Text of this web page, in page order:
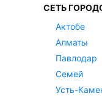
СЕТЬ
Актобе
Алматы
Павлодар
Семей
Усть-